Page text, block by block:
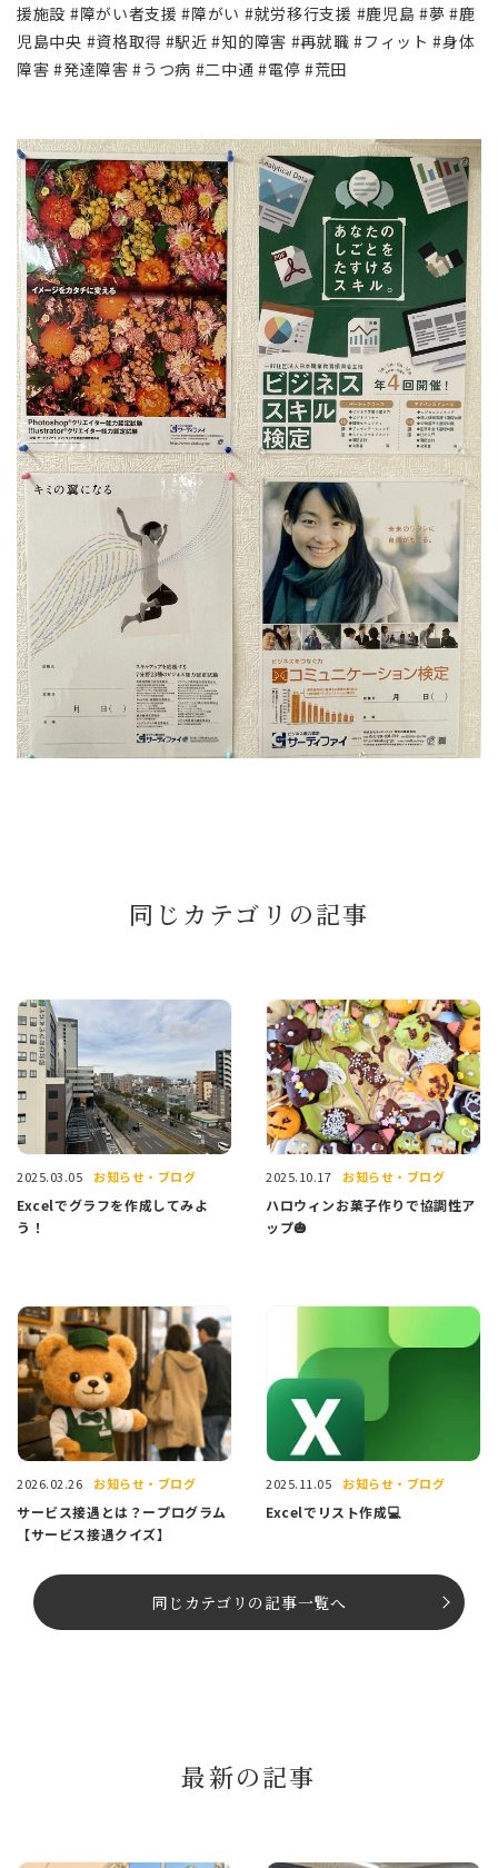
援施設 #障がい者支援 #障がい #就労移行支援 #鹿児島 #夢 #鹿
児島中央 #資格取得 #駅近 #知的障害 #再就職 #フィット #身体
障害 #発達障害 #うつ病 #二中通 #電停 #荒田
同じカテゴリの記事
2025.03.05 お知らせ・ブログ
Excelでグラフを作成してみよ
う！
2025.10.17 お知らせ・ブログ
ハロウィンお菓子作りで協調性ア
ップ🎃
2026.02.26 お知らせ・ブログ
サービス接遇とは？ープログラム
【サービス接遇クイズ】
2025.11.05 お知らせ・ブログ
Excelでリスト作成💻
同じカテゴリの記事⼀覧へ
最新の記事